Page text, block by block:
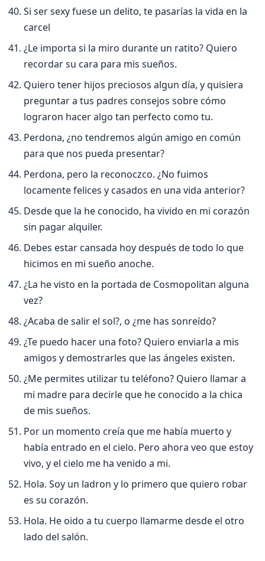
Si ser sexy fuese un delito, te pasarí­as la vida en la
carcel
¿Le importa si la miro durante un ratito? Quiero
recordar su cara para mis sueños.
Quiero tener hijos preciosos algun dí­a, y quisiera
preguntar a tus padres consejos sobre cómo
lograron hacer algo tan perfecto como tu.
Perdona, ¿no tendremos algún amigo en común
para que nos pueda presentar?
Perdona, pero la reconoczco. ¿No fuimos
locamente felices y casados en una vida anterior?
Desde que la he conocido, ha vivido en mi corazón
sin pagar alquiler.
Debes estar cansada hoy después de todo lo que
hicimos en mi sueño anoche.
¿La he visto en la portada de Cosmopolitan alguna
vez?
¿Acaba de salir el sol?, o ¿me has sonreí­do?
¿Te puedo hacer una foto? Quiero enviarla a mis
amigos y demostrarles que las ángeles existen.
¿Me permites utilizar tu teléfono? Quiero llamar a
mi madre para decirle que he conocido a la chica
de mis sueños.
Por un momento creí­a que me habí­a muerto y
habí­a entrado en el cielo. Pero ahora veo que estoy
vivo, y el cielo me ha venido a mi.
Hola. Soy un ladron y lo primero que quiero robar
es su corazón.
Hola. He oido a tu cuerpo llamarme desde el otro
lado del salón.